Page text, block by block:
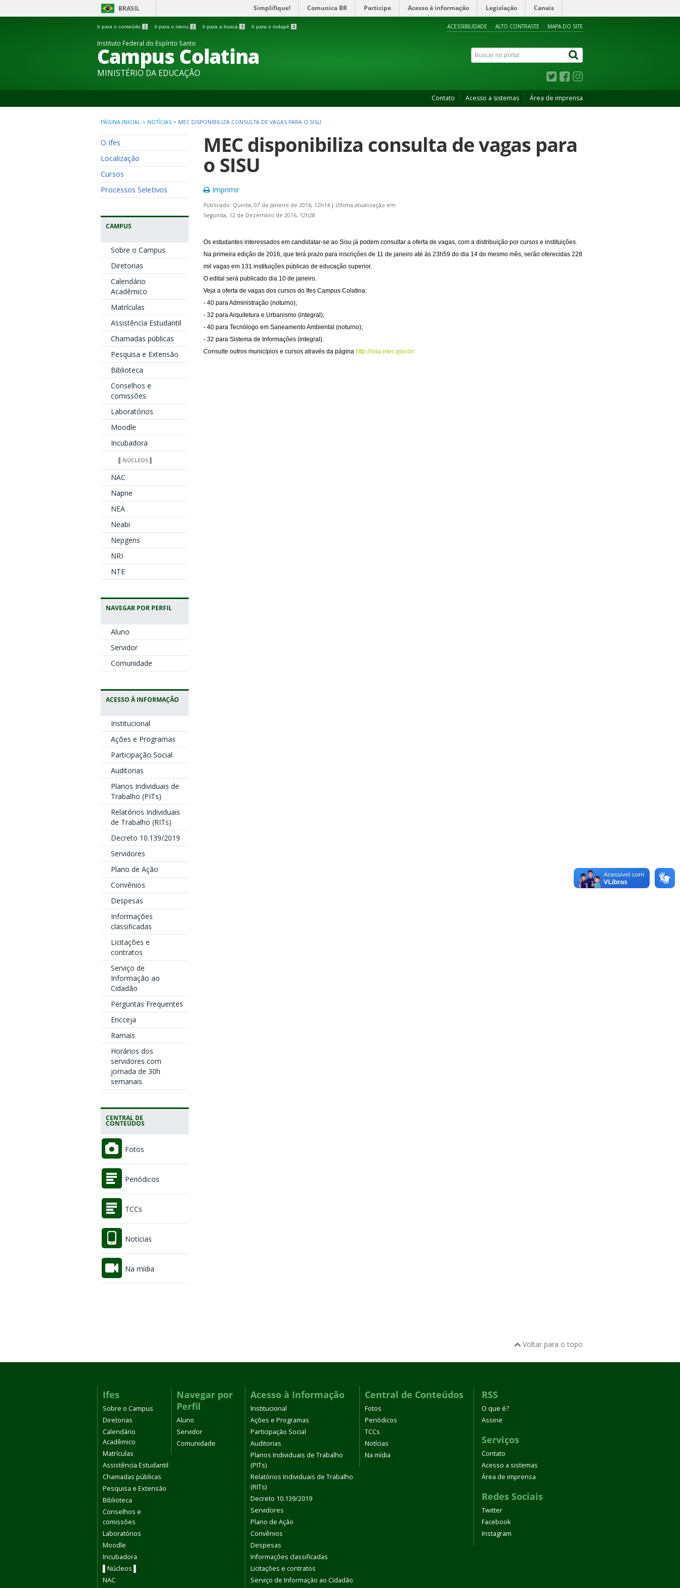
BRASIL Simplifique! Comunica BR Participe Acesso à informação Legislação Canais
Ir para o conteúdo 1 Ir para o menu 2 Ir para a busca 3 Ir para o rodapé 4 ACESSIBILIDADE ALTO CONTRASTE MAPA DO SITE
Instituto Federal do Espírito Santo
Campus Colatina
MINISTÉRIO DA EDUCAÇÃO
Contato Acesso a sistemas Área de imprensa
PÁGINA INICIAL > NOTÍCIAS > MEC DISPONIBILIZA CONSULTA DE VAGAS PARA O SISU
O Ifes
Localização
Cursos
Processos Seletivos
CAMPUS
Sobre o Campus
Diretorias
Calendário
Acadêmico
Matrículas
Assistência Estudantil
Chamadas públicas
Pesquisa e Extensão
Biblioteca
Conselhos e
comissões
Laboratórios
Moodle
Incubadora
▌NÚCLEOS ▌
NAC
Napne
NEA
Neabi
Nepgens
NRI
NTE
NAVEGAR POR PERFIL
Aluno
Servidor
Comunidade
ACESSO À INFORMAÇÃO
Institucional
Ações e Programas
Participação Social
Auditorias
Planos Individuais de
Trabalho (PITs)
Relatórios Individuais
de Trabalho (RITs)
Decreto 10.139/2019
Servidores
Plano de Ação
Convênios
Despesas
Informações
classificadas
Licitações e
contratos
Serviço de
Informação ao
Cidadão
Perguntas Frequentes
Encceja
Ramais
Horários dos
servidores com
jornada de 30h
semanais
CENTRAL DE
CONTEÚDOS
Fotos
Periódicos
TCCs
Notícias
Na mídia
MEC disponibiliza consulta de vagas para
o SISU
Imprimir
Publicado: Quinta, 07 de Janeiro de 2016, 12h14 | Última atualização em
Segunda, 12 de Dezembro de 2016, 12h28
Os estudantes interessados em candidatar-se ao Sisu já podem consultar a oferta de vagas, com a distribuição por cursos e instituições.
Na primeira edição de 2016, que terá prazo para inscrições de 11 de janeiro até às 23h59 do dia 14 do mesmo mês, serão oferecidas 228
mil vagas em 131 instituições públicas de educação superior.
O edital será publicado dia 10 de janeiro.
Veja a oferta de vagas dos cursos do Ifes Campus Colatina:
- 40 para Administração (noturno);
- 32 para Arquitetura e Urbanismo (integral);
- 40 para Tecnólogo em Saneamento Ambiental (noturno);
- 32 para Sistema de Informações (integral).
Consulte outros municípios e cursos através da página http://sisu.mec.gov.br/
Voltar para o topo
Ifes
Sobre o Campus
Diretorias
Calendário
Acadêmico
Matrículas
Assistência Estudantil
Chamadas públicas
Pesquisa e Extensão
Biblioteca
Conselhos e
comissões
Laboratórios
Moodle
Incubadora
▌Núcleos ▌
NAC
Navegar por
Perfil
Aluno
Servidor
Comunidade
Acesso à Informação
Institucional
Ações e Programas
Participação Social
Auditorias
Planos Individuais de Trabalho
(PITs)
Relatórios Individuais de Trabalho
(RITs)
Decreto 10.139/2019
Servidores
Plano de Ação
Convênios
Despesas
Informações classificadas
Licitações e contratos
Serviço de Informação ao Cidadão
Central de Conteúdos
Fotos
Periódicos
TCCs
Notícias
Na mídia
RSS
O que é?
Assine
Serviços
Contato
Acesso a sistemas
Área de imprensa
Redes Sociais
Twitter
Facebook
Instagram